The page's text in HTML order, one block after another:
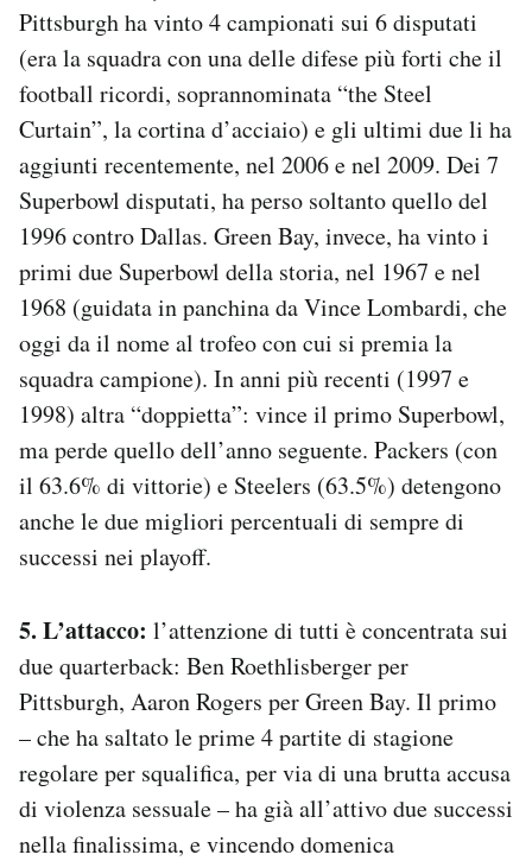
Pittsburgh ha vinto 4 campionati sui 6 disputati
(era la squadra con una delle difese più forti che il
football ricordi, soprannominata “the Steel
Curtain”, la cortina d’acciaio) e gli ultimi due li ha
aggiunti recentemente, nel 2006 e nel 2009. Dei 7
Superbowl disputati, ha perso soltanto quello del
1996 contro Dallas. Green Bay, invece, ha vinto i
primi due Superbowl della storia, nel 1967 e nel
1968 (guidata in panchina da Vince Lombardi, che
oggi da il nome al trofeo con cui si premia la
squadra campione). In anni più recenti (1997 e
1998) altra “doppietta”: vince il primo Superbowl,
ma perde quello dell’anno seguente. Packers (con
il 63.6% di vittorie) e Steelers (63.5%) detengono
anche le due migliori percentuali di sempre di
successi nei playoff.
5. L’attacco: l’attenzione di tutti è concentrata sui
due quarterback: Ben Roethlisberger per
Pittsburgh, Aaron Rogers per Green Bay. Il primo
– che ha saltato le prime 4 partite di stagione
regolare per squalifica, per via di una brutta accusa
di violenza sessuale – ha già all’attivo due successi
nella finalissima, e vincendo domenica